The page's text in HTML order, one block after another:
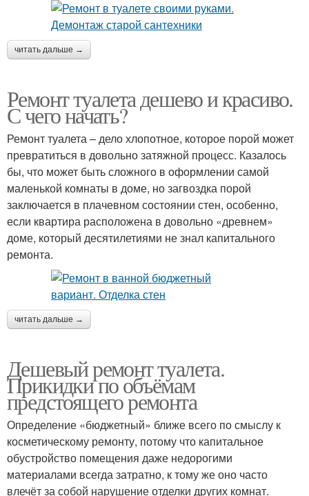
читать дальше →
Ремонт туалета дешево и красиво.
С чего начать?
Ремонт туалета – дело хлопотное, которое порой может
превратиться в довольно затяжной процесс. Казалось
бы, что может быть сложного в оформлении самой
маленькой комнаты в доме, но загвоздка порой
заключается в плачевном состоянии стен, особенно,
если квартира расположена в довольно «древнем»
доме, который десятилетиями не знал капитального
ремонта.
читать дальше →
Дешевый ремонт туалета.
Прикидки по объёмам
предстоящего ремонта
Определение «бюджетный» ближе всего по смыслу к
косметическому ремонту, потому что капитальное
обустройство помещения даже недорогими
материалами всегда затратно, к тому же оно часто
влечёт за собой нарушение отделки других комнат.